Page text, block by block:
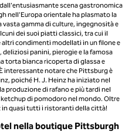
scena gastronomica
nell'Europa orientale ha plasmato la
vasta gamma di culture, ingegnosità e
dei suoi piatti classici, tra cui il
condimenti modellati in un filone e
panini, pierogie e la famosa
torta bianca ricoperta di glassa e
interessante notare che Pittsburg è
poiché H. J. Heinz ha iniziato nel
produzione di rafano e più tardi nel
di pomodoro nel mondo. Oltre
in quasi tutti i ristoranti della città!
nella boutique Pittsburgh